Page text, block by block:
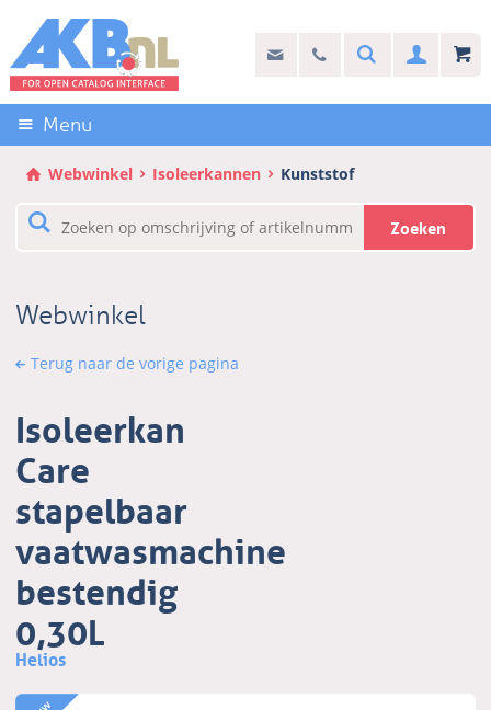
links
over
Direct
naar
de
inhoud
naar
info@akb.nl
Stel uw vraag
030 69 50 814Search
Menu
Webwinkel Isoleerkannen Kunststof
Zoeken
Webwinkel
Terug naar de vorige pagina
Isoleerkan
Care
stapelbaar
vaatwasmachine
bestendig
0,30L
Helios